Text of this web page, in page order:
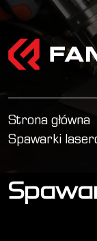
Strona główna
Spawarki